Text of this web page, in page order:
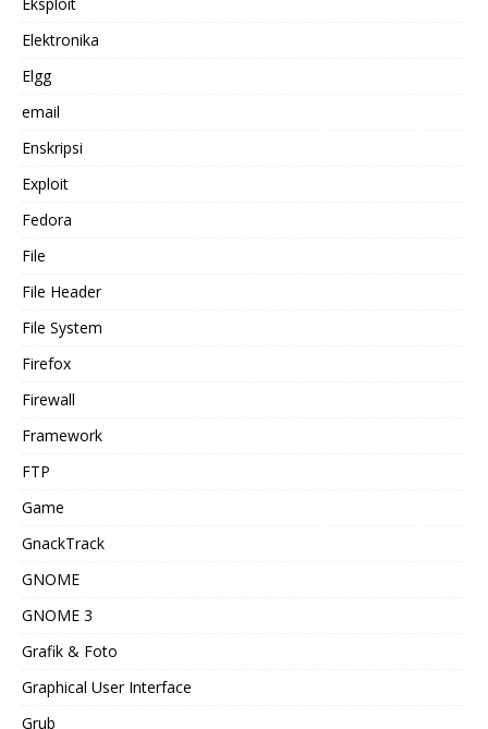
Elektronika
Elgg
email
Enskripsi
Exploit
Fedora
File
File Header
File System
Firefox
Firewall
Framework
FTP
Game
GnackTrack
GNOME
GNOME 3
Grafik & Foto
Graphical User Interface
Grub